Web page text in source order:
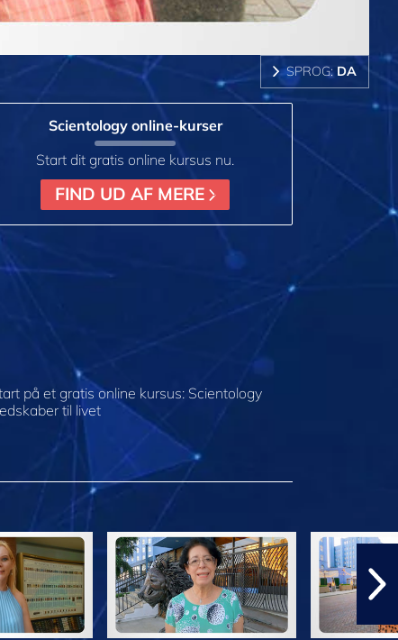
SPROG: DA
Scientology online-kurser
Start dit gratis online kursus nu.
FIND UD AF MERE
på et gratis online kursus: Scientology
til livet